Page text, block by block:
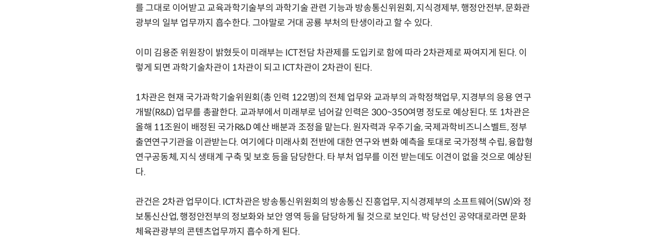
를 그대로 이어받고 교육과학기술부의 과학기술 관련 기능과 방송통신위원회, 지식경제부, 행정안전부, 문화관
광부의 일부 업무까지 흡수한다. 그야말로 거대 공룡 부처의 탄생이라고 할 수 있다.
이미 김용준 위원장이 밝혔듯이 미래부는 ICT전담 차관제를 도입키로 함에 따라 2차관제로 짜여지게 된다. 이
렇게 되면 과학기술차관이 1차관이 되고 ICT차관이 2차관이 된다.
1차관은 현재 국가과학기술위원회(총 인력 122명)의 전체 업무와 교과부의 과학정책업무, 지경부의 응용 연구
개발(R&D) 업무를 총괄한다. 교과부에서 미래부로 넘어갈 인력은 300~350여명 정도로 예상된다. 또 1차관은
올해 11조원이 배정된 국가R&D 예산 배분과 조정을 맡는다. 원자력과 우주기술, 국제과학비즈니스벨트, 정부
출연연구기관을 이관받는다. 여기에다 미래사회 전반에 대한 연구와 변화 예측을 토대로 국가정책 수립, 융합형
연구공동체, 지식 생태계 구축 및 보호 등을 담당한다. 타 부처 업무를 이전 받는데도 이견이 없을 것으로 예상된
다.
관건은 2차관 업무이다. ICT차관은 방송통신위원회의 방송통신 진흥업무, 지식경제부의 소프트웨어(SW)와 정
보통신산업, 행정안전부의 정보화와 보안 영역 등을 담당하게 될 것으로 보인다. 박 당선인 공약대로라면 문화
체육관광부의 콘텐츠업무까지 흡수하게 된다.